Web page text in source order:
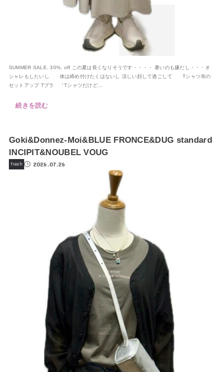
SUMMER SALE. 30%. off この夏は長くなりそうです・・・・ 暑いのも嫌だし・・・オ
シャレもしたいし 体は締め付けたくはないし 涼しい顔して過ごして Tシャツ布の
セットアップ Tブラ 「Tシャツだけど...
続きを読む
Goki&Donnez-Moi&BLUE FRONCE&DUG standard
INCIPIT&NOUBEL VOUG
frash 2026.07.26